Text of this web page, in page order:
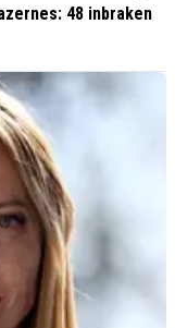
48 inbraken